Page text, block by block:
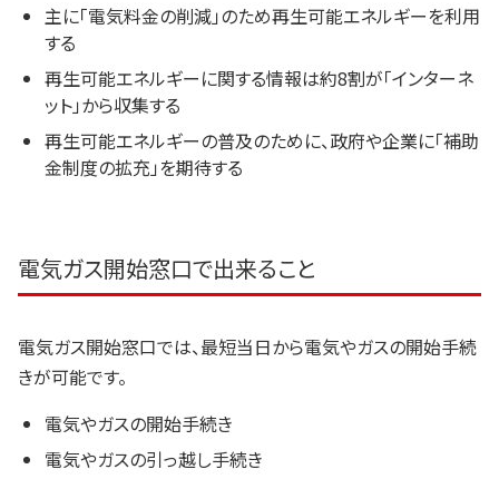
主に「電気料金の削減」のため再生可能エネルギーを利用
する
再生可能エネルギーに関する情報は約8割が「インターネ
ット」から収集する
再生可能エネルギーの普及のために、政府や企業に「補助
金制度の拡充」を期待する
電気ガス開始窓口で出来ること
電気ガス開始窓口では、最短当日から電気やガスの開始手続
きが可能です。
電気やガスの開始手続き
電気やガスの引っ越し手続き